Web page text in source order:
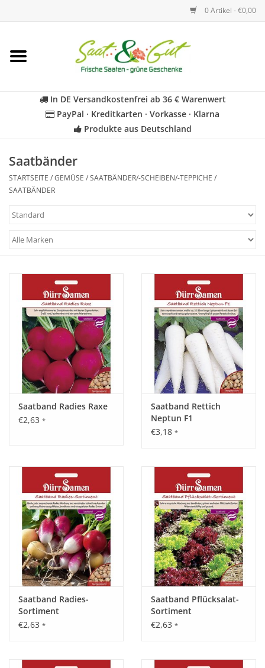
0 Artikel - €0,00
Startseite
Kräuter
BIO
In DE Versandkostenfrei ab 36 € Warenwert
PayPal · Kreditkarten · Vorkasse · Klarna
Produkte aus Deutschland
Saatbänder
STARTSEITE /GEMÜSE /SAATBÄNDER/-SCHEIBEN/-TEPPICHE /
SAATBÄNDER
Saatband Radies Raxe
€2,63 *
Saatband Rettich
Neptun F1
€3,18 *
Saatband Radies-
Sortiment
€2,63 *
Saatband Pflücksalat-
Sortiment
€2,63 *